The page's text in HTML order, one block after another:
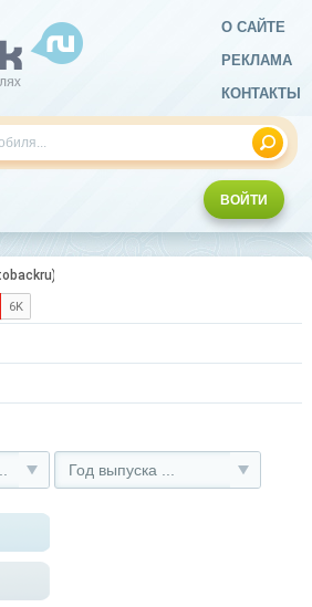
О САЙТЕ
РЕКЛАМА
КОНТАКТЫ
ВОЙТИ
Год выпуска ...